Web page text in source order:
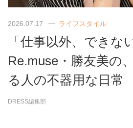
2026.07.17 ライフスタイル
「仕事以外、できな
Re.muse・勝友美の
る人の不器用な日常
DRESS編集部